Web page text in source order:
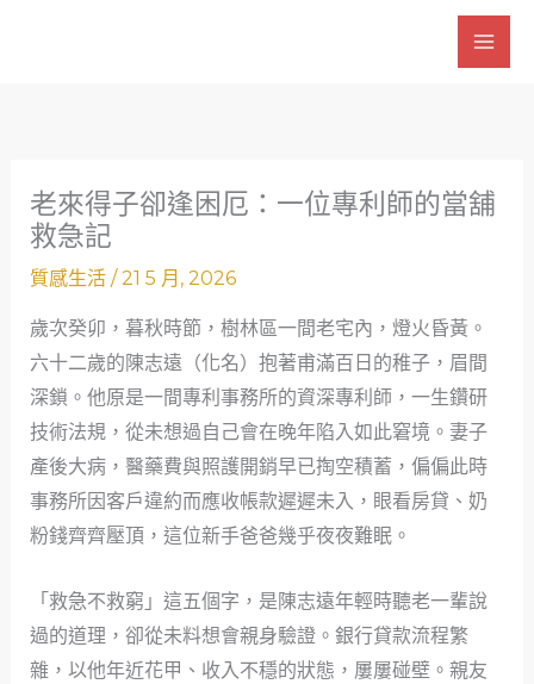
老來得子卻逢困厄：一位專利師的當舖
救急記
質感生活/21 5 月, 2026
歲次癸卯，暮秋時節，樹林區一間老宅內，燈火昏黃。
六十二歲的陳志遠（化名）抱著甫滿百日的稚子，眉間
深鎖。他原是一間專利事務所的資深專利師，一生鑽研
技術法規，從未想過自己會在晚年陷入如此窘境。妻子
產後大病，醫藥費與照護開銷早已掏空積蓄，偏偏此時
事務所因客戶違約而應收帳款遲遲未入，眼看房貸、奶
粉錢齊齊壓頂，這位新手爸爸幾乎夜夜難眠。
「救急不救窮」這五個字，是陳志遠年輕時聽老一輩說
過的道理，卻從未料想會親身驗證。銀行貸款流程繁
雜，以他年近花甲、收入不穩的狀態，屢屢碰壁。親友